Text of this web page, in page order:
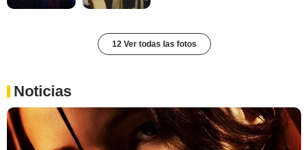
12 Ver todas las fotos
Noticias